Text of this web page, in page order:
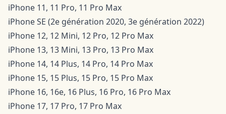
iPhone 11, 11 Pro, 11 Pro Max
iPhone SE (2e génération 2020, 3e génération 2022)
iPhone 12, 12 Mini, 12 Pro, 12 Pro Max
iPhone 13, 13 Mini, 13 Pro, 13 Pro Max
iPhone 14, 14 Plus, 14 Pro, 14 Pro Max
iPhone 15, 15 Plus, 15 Pro, 15 Pro Max
iPhone 16, 16e, 16 Plus, 16 Pro, 16 Pro Max
iPhone 17, 17 Pro, 17 Pro Max